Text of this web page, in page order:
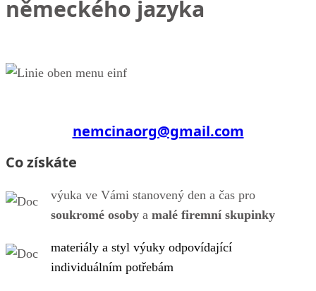
německého jazyka
nemcinaorg@gmail.com
Co získáte
výuka ve Vámi stanovený den a čas pro
soukromé osoby a malé firemní skupinky
materiály a styl výuky odpovídající
individuálním potřebám